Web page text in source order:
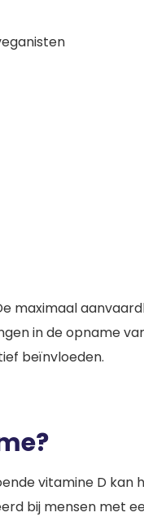
maximaal
in de opname
beïnvloeden.
vitamine D
bij mensen met